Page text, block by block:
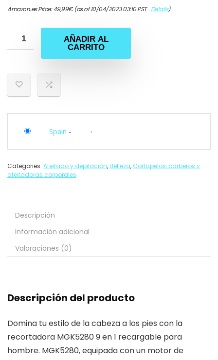
Amazon.es Price:49,99€(as of 10/04/2023 03:10 PST-Details)
AÑADIR AL
CARRITO
Spain -
Categories: Afeitado y depilación,Belleza, Cortapelos, barberos y
afeitadoras corporales
Descripción
Información adicional
Valoraciones (0)
Descripción del producto
Domina tu estilo de la cabeza a los pies con la
recortadora MGK5280 9 en 1 recargable para
hombre. MGK5280, equipada con un motor de